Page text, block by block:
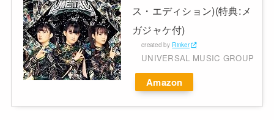
ス・エディション)(特典:メ
ガジャケ付)
created by Rinker
UNIVERSAL MUSIC GROUP
Amazon